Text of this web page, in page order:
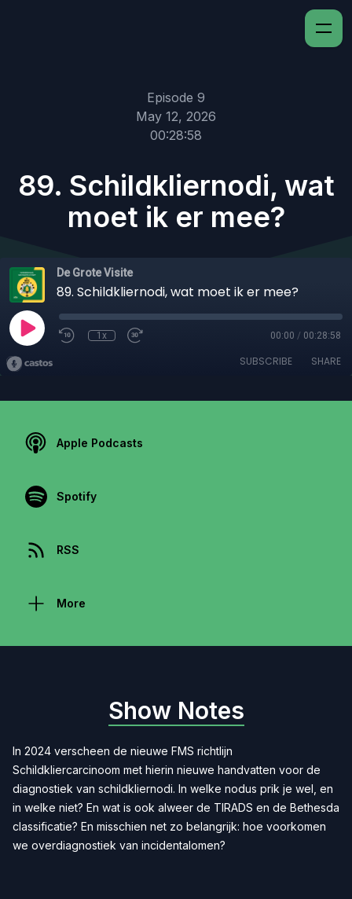
Episode 9
May 12, 2026
00:28:58
89. Schildkliernodi, wat
moet ik er mee?
De Grote Visite
89. Schildkliernodi, wat moet ik er mee?
1x 00:00 / 00:28:58
SUBSCRIBE SHARE
Apple Podcasts
Spotify
RSS
More
Show Notes
In 2024 verscheen de nieuwe FMS richtlijn
Schildkliercarcinoom met hierin nieuwe handvatten voor de
diagnostiek van schildkliernodi. In welke nodus prik je wel, en
in welke niet? En wat is ook alweer de TIRADS en de Bethesda
classificatie? En misschien net zo belangrijk: hoe voorkomen
we overdiagnostiek van incidentalomen?